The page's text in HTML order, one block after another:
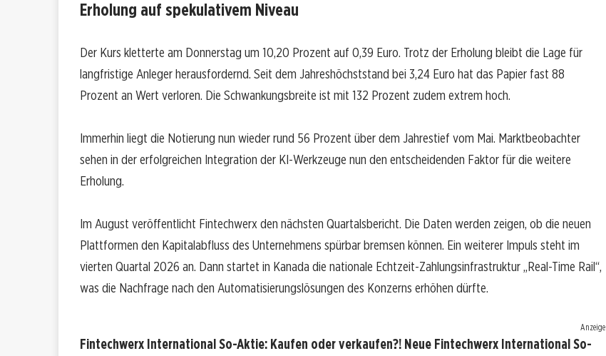
Erholung auf spekulativem Niveau
Der Kurs kletterte am Donnerstag um 10,20 Prozent auf 0,39 Euro. Trotz der Erholung bleibt die Lage für
langfristige Anleger herausfordernd. Seit dem Jahreshöchststand bei 3,24 Euro hat das Papier fast 88
Prozent an Wert verloren. Die Schwankungsbreite ist mit 132 Prozent zudem extrem hoch.
Immerhin liegt die Notierung nun wieder rund 56 Prozent über dem Jahrestief vom Mai. Marktbeobachter
sehen in der erfolgreichen Integration der KI-Werkzeuge nun den entscheidenden Faktor für die weitere
Erholung.
Im August veröffentlicht Fintechwerx den nächsten Quartalsbericht. Die Daten werden zeigen, ob die neuen
Plattformen den Kapitalabfluss des Unternehmens spürbar bremsen können. Ein weiterer Impuls steht im
vierten Quartal 2026 an. Dann startet in Kanada die nationale Echtzeit-Zahlungsinfrastruktur „Real-Time Rail“,
was die Nachfrage nach den Automatisierungslösungen des Konzerns erhöhen dürfte.
Anzeige
Fintechwerx International So-Aktie: Kaufen oder verkaufen?! Neue Fintechwerx International So-